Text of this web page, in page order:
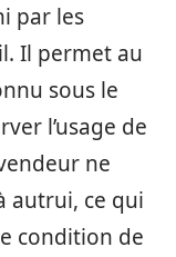
par les
Il permet au
sous le
l’usage de
ne
autrui, ce qui
condition de